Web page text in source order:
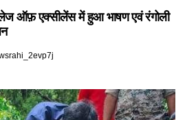
ऑफ़ एक्सीलेंस में हुआ भाषण एवं रंगोली